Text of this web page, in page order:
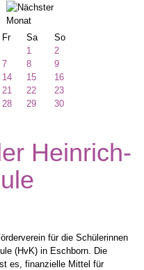
Fr Sa
So
1
2
7 8
9
14 15
16
21 22
23
28 29
30
Heinrich-
für die Schülerinnen
(HvK) in Eschborn. Die
es, finanzielle Mittel für